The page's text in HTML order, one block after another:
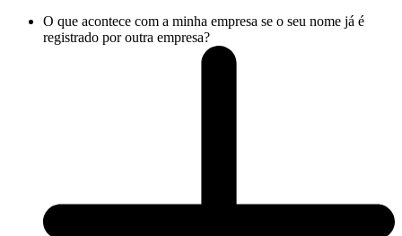
O que acontece com a minha empresa se o seu nome já é
registrado por outra empresa?